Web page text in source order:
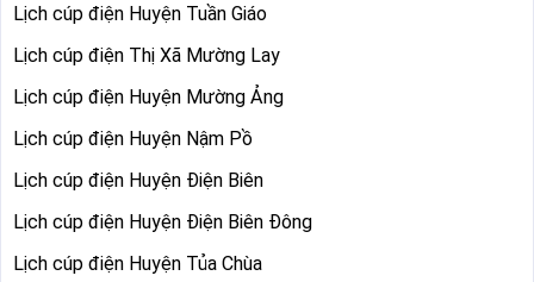
Lịch cúp điện Huyện Tuần Giáo
Lịch cúp điện Thị Xã Mường Lay
Lịch cúp điện Huyện Mường Ảng
Lịch cúp điện Huyện Nậm Pồ
Lịch cúp điện Huyện Điện Biên
Lịch cúp điện Huyện Điện Biên Đông
Lịch cúp điện Huyện Tủa Chùa